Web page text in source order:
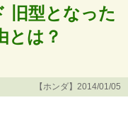
旧型となった
とは？
【ホンダ】2014/01/05